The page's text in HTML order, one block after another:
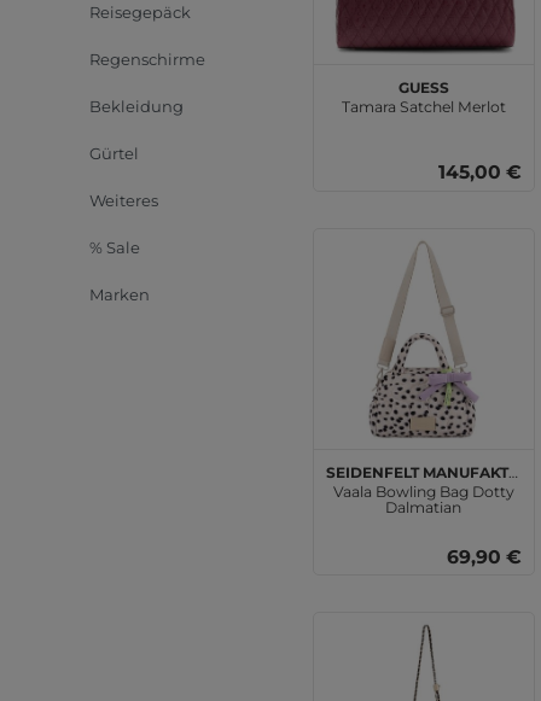
Reisegepäck
Regenschirme
Bekleidung
Gürtel
Weiteres
% Sale
Marken
GUESS
Tamara Satchel Merlot
145,00 €
SEIDENFELT MANUFAKTUR
Vaala Bowling Bag Dotty
Dalmatian
69,90 €